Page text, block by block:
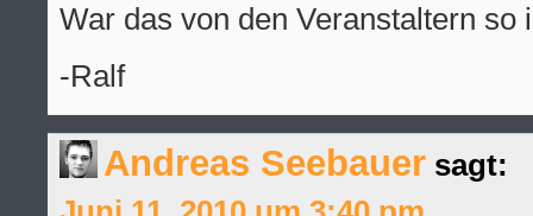
War das von den Veranstaltern so
-Ralf
Andreas Seebauer sagt: